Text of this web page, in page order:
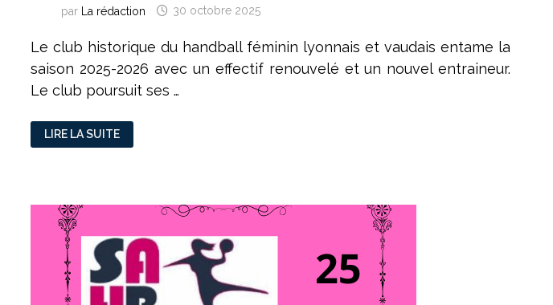
par La rédaction 30 octobre 2025
Le club historique du handball féminin lyonnais et vaudais entame la
saison 2025-2026 avec un effectif renouvelé et un nouvel entraineur.
Le club poursuit ses …
ASUL
VAULX-
EN-
FÉMININ
ENGAGÉ
LIRE LA SUITE